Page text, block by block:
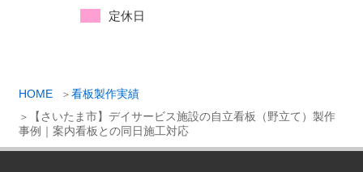
HOME
看板製作実績
【さいたま市】デイサービス施設の自立看板（野立て）製作
事例｜案内看板との同日施工対応
定休日